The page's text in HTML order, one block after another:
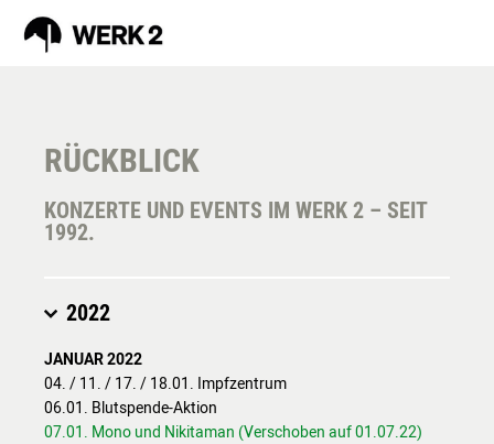
PROGRAMM
AUGUST
VORSCHAU
MÄRKTE
RÜCKBLICK
FAQ
RÜCKBLICK
KONZERTE UND EVENTS IM WERK 2 – SEIT
1992.
2022
JANUAR 2022
04. / 11. / 17. / 18.01. Impfzentrum
06.01. Blutspende-Aktion
07.01. Mono und Nikitaman (Verschoben auf 01.07.22)